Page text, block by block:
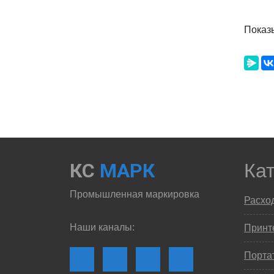
КС МАРК
Промышленная маркировка
Наши каналы: